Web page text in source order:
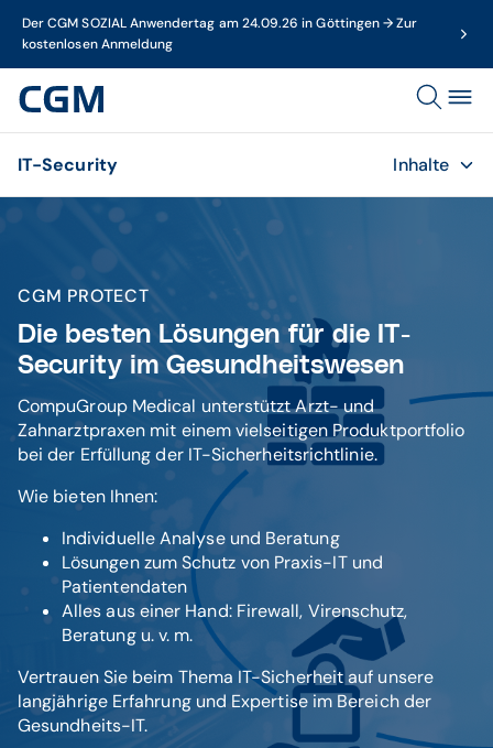
Der CGM SOZIAL Anwendertag am 24.09.26 in Göttingen → Zur
kostenlosen Anmeldung
IT-Security Inhalte
CGM PROTECT
Die besten Lösungen für die IT-
Security im Gesundheitswesen
CompuGroup Medical unterstützt Arzt- und
Zahnarztpraxen mit einem vielseitigen Produktportfolio
bei der Erfüllung der IT-Sicherheitsrichtlinie.
Wie bieten Ihnen:
Individuelle Analyse und Beratung
Lösungen zum Schutz von Praxis-IT und
Patientendaten
Alles aus einer Hand: Firewall, Virenschutz,
Beratung u. v. m.
Vertrauen Sie beim Thema IT-Sicherheit auf unsere
langjährige Erfahrung und Expertise im Bereich der
Gesundheits-IT.